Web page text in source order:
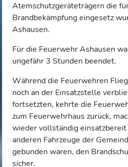
Atemschutzgeräteträgern die
Brandbekämpfung eingesetz
Ashausen.
Für die Feuerwehr Ashausen
ungefähr 3 Stunden beendet.
Während die Feuerwehren
noch an der Einsatzstelle
fortsetzten, kehrte die
zum Feuerwehrhaus zurück,
wieder vollständig
anderen Fahrzeuge der
gebunden waren, den
sicher.